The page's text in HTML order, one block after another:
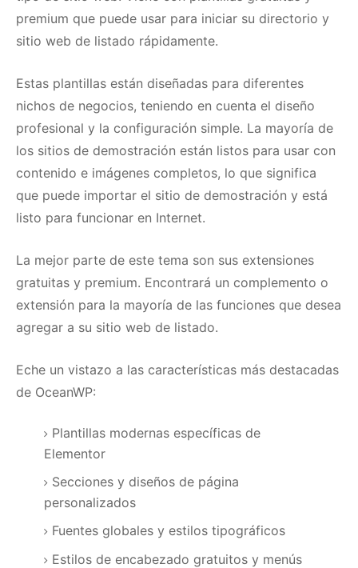
premium que puede usar para iniciar su directorio y
sitio web de listado rápidamente.
Estas plantillas están diseñadas para diferentes
nichos de negocios, teniendo en cuenta el diseño
profesional y la configuración simple. La mayoría de
los sitios de demostración están listos para usar con
contenido e imágenes completos, lo que significa
que puede importar el sitio de demostración y está
listo para funcionar en Internet.
La mejor parte de este tema son sus extensiones
gratuitas y premium. Encontrará un complemento o
extensión para la mayoría de las funciones que desea
agregar a su sitio web de listado.
Eche un vistazo a las características más destacadas
de OceanWP:
Plantillas modernas específicas de
Elementor
Secciones y diseños de página
personalizados
Fuentes globales y estilos tipográficos
Estilos de encabezado gratuitos y menús